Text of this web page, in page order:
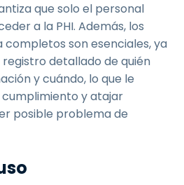
que solo el personal
a la PHI. Además, los
son esenciales, ya
detallado de quién
y cuándo, lo que le
y atajar
posible problema de